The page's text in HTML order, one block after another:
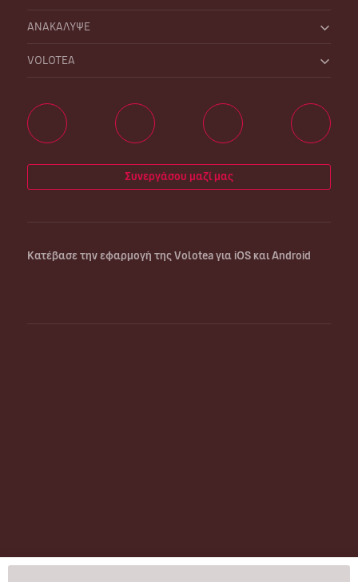
ΑΝΑΚΑΛΥΨΕ
VOLOTEA
Συνεργάσου μαζί μας
Κατέβασε την εφαρμογή της Volotea για iOS και Android